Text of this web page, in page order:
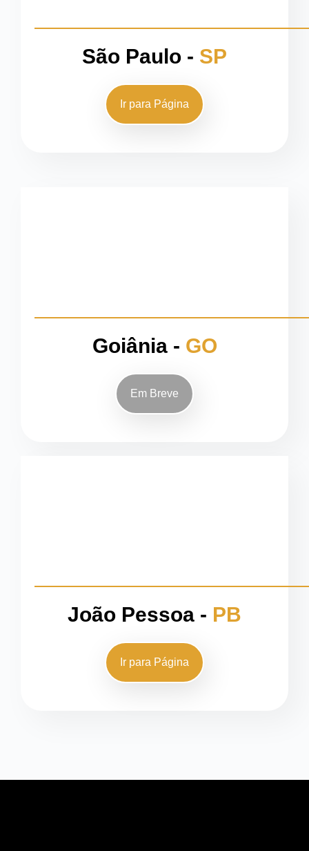
São Paulo - SP
Ir para Página
Goiânia - GO
Em Breve
João Pessoa - PB
Ir para Página